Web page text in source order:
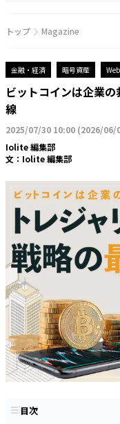
トップ Magazine
金融・経済 暗号資産
ビットコインは企業
線
2025/07/30 10:00 (2026/06/
Iolite 編集部
文： Iolite 編集部
目次